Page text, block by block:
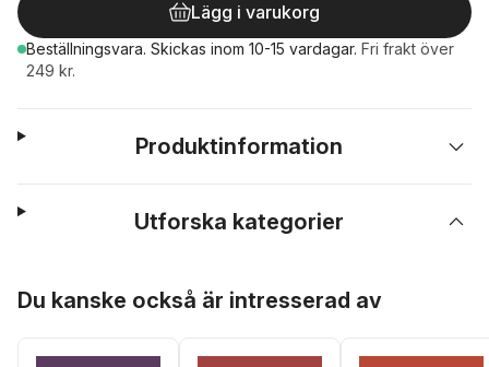
Lägg i varukorg
Beställningsvara. Skickas inom 10-15 vardagar. Fri frakt över
249 kr.
Produktinformation
Utforska kategorier
Du kanske också är intresserad av